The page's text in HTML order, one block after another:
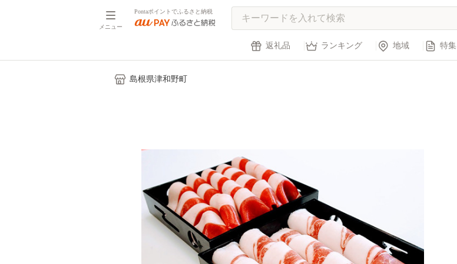
メニュー
Pontaポイントでふるさと納税
返礼品 ランキング 地域 特集
島根県津和野町